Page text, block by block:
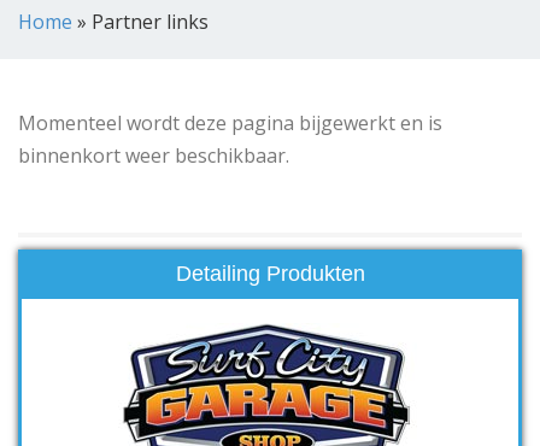
Home » Partner links
Momenteel wordt deze pagina bijgewerkt en is
binnenkort weer beschikbaar.
Detailing Produkten